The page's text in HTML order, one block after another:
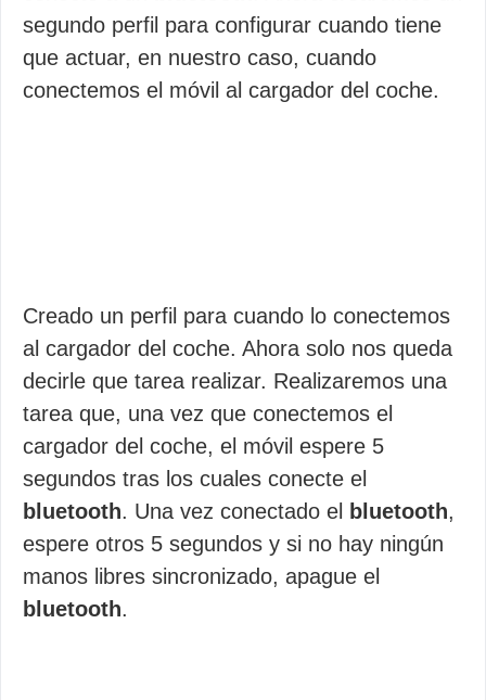
segundo perfil para configurar cuando tiene
que actuar, en nuestro caso, cuando
conectemos el móvil al cargador del coche.
Creado un perfil para cuando lo conectemos
al cargador del coche. Ahora solo nos queda
decirle que tarea realizar. Realizaremos una
tarea que, una vez que conectemos el
cargador del coche, el móvil espere 5
segundos tras los cuales conecte el
bluetooth. Una vez conectado el bluetooth,
espere otros 5 segundos y si no hay ningún
manos libres sincronizado, apague el
bluetooth.